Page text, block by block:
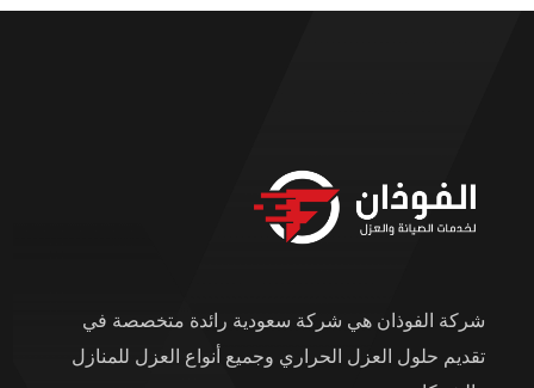
شركة الفوذان هي شركة سعودية رائدة متخصصة في
تقديم حلول العزل الحراري وجميع أنواع العزل للمنازل